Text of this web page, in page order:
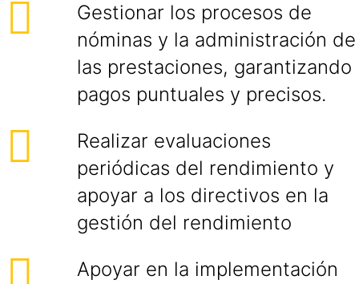
Gestionar los procesos de
nóminas y la administración de
las prestaciones, garantizando
pagos puntuales y precisos.
Realizar evaluaciones
periódicas del rendimiento y
apoyar a los directivos en la
gestión del rendimiento
Apoyar en la implementación